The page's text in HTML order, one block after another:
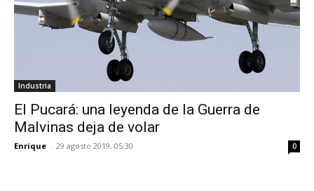
Industria
El Pucará: una leyenda de la Guerra de
Malvinas deja de volar
Enrique - 29 agosto 2019, 05:30 0